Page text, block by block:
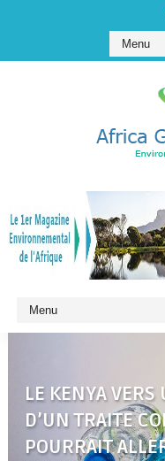
LE KENYA
D’UN TRAITE
POURRAIT